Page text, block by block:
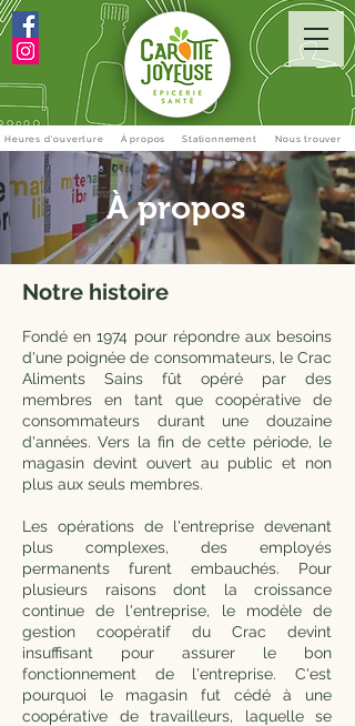
Heures d'ouverture À propos Stationnement Nous trouver
Notre histoire
Fondé en 1974 pour répondre aux besoins
d'une poignée de consommateurs, le Crac
Aliments Sains fût opéré par des
membres en tant que coopérative de
consommateurs durant une douzaine
d'années. Vers la fin de cette période, le
magasin devint ouvert au public et non
plus aux seuls membres.
Les opérations de l'entreprise devenant
plus complexes, des employés
permanents furent embauchés. Pour
plusieurs raisons dont la croissance
continue de l'entreprise, le modèle de
gestion coopératif du Crac devint
insuffisant pour assurer le bon
fonctionnement de l'entreprise. C'est
pourquoi le magasin fut cédé à une
coopérative de travailleurs, laquelle se
À propos